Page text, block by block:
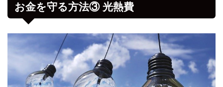
お金を守る方法③ 光熱費